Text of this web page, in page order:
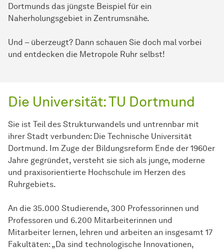
Dortmunds das jüngste Beispiel für ein
Naherholungsgebiet in Zentrumsnähe.
Und – überzeugt? Dann schauen Sie doch mal vorbei
und entdecken die Metropole Ruhr selbst!
Die Universität: TU Dortmund
Sie ist Teil des Strukturwandels und untrennbar mit
ihrer Stadt verbunden: Die Technische Universität
Dortmund. Im Zuge der Bildungsreform Ende der 1960er
Jahre gegründet, versteht sie sich als junge, moderne
und praxisorientierte Hochschule im Herzen des
Ruhrgebiets.
An die 35.000 Studierende, 300 Professorinnen und
Professoren und 6.200 Mitarbeiterinnen und
Mitarbeiter lernen, lehren und arbeiten an insgesamt 17
Fakultäten: „Da sind technologische Innovationen,